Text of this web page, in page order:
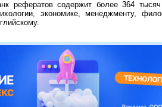
рефератов содержит более 364
экономике, менеджменту,